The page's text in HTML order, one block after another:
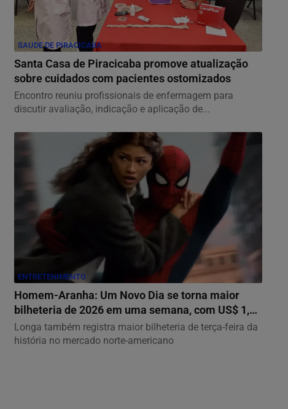
SAUDE DE PIRACICABA
Santa Casa de Piracicaba promove atualização
sobre cuidados com pacientes ostomizados
Encontro reuniu profissionais de enfermagem para
discutir avaliação, indicação e aplicação de...
ENTRETENIMENTO
Homem-Aranha: Um Novo Dia se torna maior
bilheteria de 2026 em uma semana, com US$ 1,15
bilhão
Longa também registra maior bilheteria de terça-feira da
história no mercado norte-americano